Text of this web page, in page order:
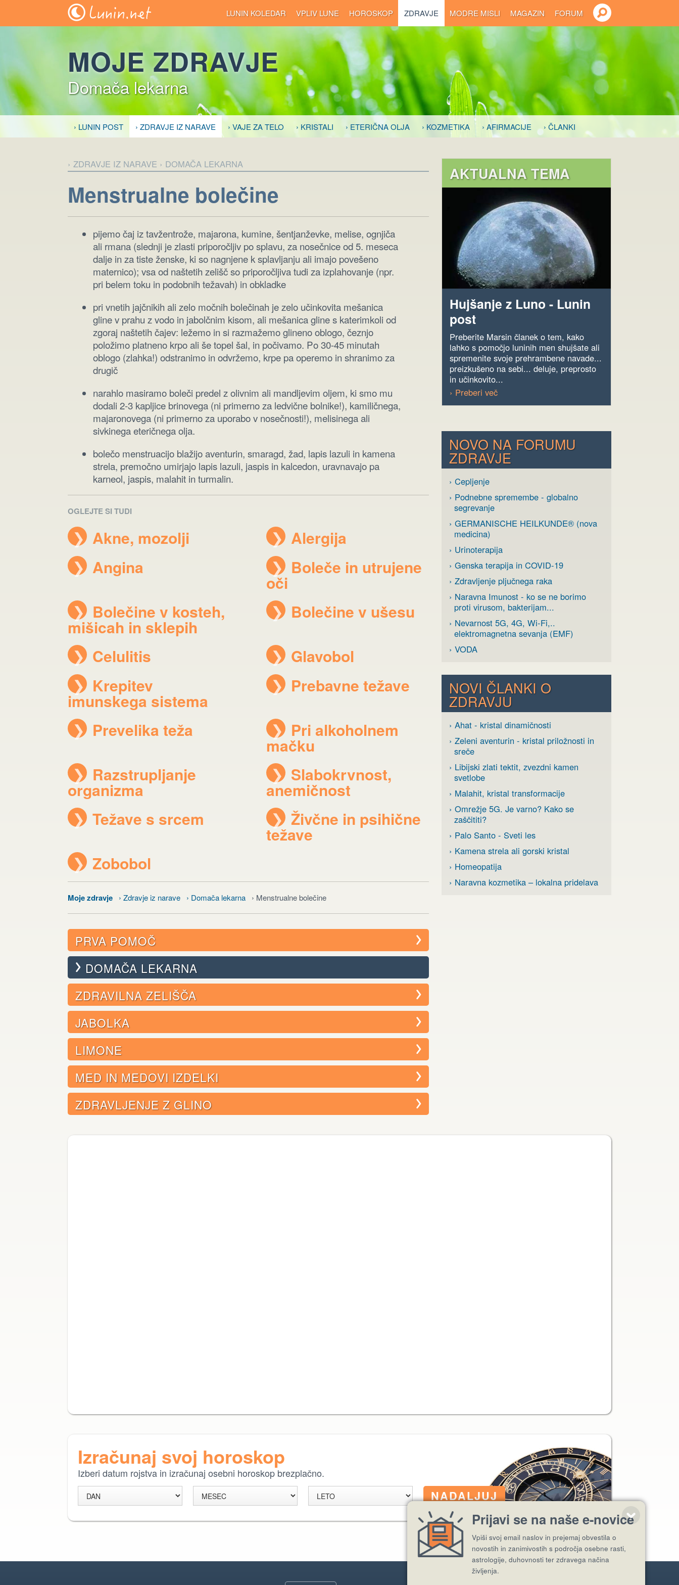
LUNIN KOLEDAR VPLIV LUNE HOROSKOP ZDRAVJE MODRE MISLI MAGAZIN FORUM
MOJE ZDRAVJE
Domača lekarna
› LUNIN POST › ZDRAVJE IZ NARAVE › VAJE ZA TELO › KRISTALI › ETERIČNA OLJA › KOZMETIKA › AFIRMACIJE › ČLANKI
› ZDRAVJE IZ NARAVE › DOMAČA LEKARNA
Menstrualne bolečine
pijemo čaj iz tavžentrože, majarona, kumine, šentjanževke, melise, ognjiča
ali rmana (slednji je zlasti priporočljiv po splavu, za nosečnice od 5. meseca
dalje in za tiste ženske, ki so nagnjene k splavljanju ali imajo povešeno
maternico); vsa od naštetih zelišč so priporočljiva tudi za izplahovanje (npr.
pri belem toku in podobnih težavah) in obkladke
pri vnetih jajčnikih ali zelo močnih bolečinah je zelo učinkovita mešanica
gline v prahu z vodo in jabolčnim kisom, ali mešanica gline s katerimkoli od
zgoraj naštetih čajev: ležemo in si razmažemo glineno oblogo, čeznjo
položimo platneno krpo ali še topel šal, in počivamo. Po 30-45 minutah
oblogo (zlahka!) odstranimo in odvržemo, krpe pa operemo in shranimo za
drugič
narahlo masiramo boleči predel z olivnim ali mandljevim oljem, ki smo mu
dodali 2-3 kapljice brinovega (ni primerno za ledvične bolnike!), kamiličnega,
majaronovega (ni primerno za uporabo v nosečnosti!), melisinega ali
sivkinega eteričnega olja.
bolečo menstruacijo blažijo aventurin, smaragd, žad, lapis lazuli in kamena
strela, premočno umirjajo lapis lazuli, jaspis in kalcedon, uravnavajo pa
karneol, jaspis, malahit in turmalin.
OGLEJTE SI TUDI
❯ Akne, mozolji ❯ Alergija
❯ Angina ❯ Boleče in utrujene
oči
❯ Bolečine v kosteh,
mišicah in sklepih
❯ Bolečine v ušesu
❯ Celulitis ❯ Glavobol
❯ Krepitev
imunskega sistema
❯ Prebavne težave
❯ Prevelika teža ❯ Pri alkoholnem
mačku
❯ Razstrupljanje
organizma
❯ Slabokrvnost,
anemičnost
❯ Težave s srcem ❯ Živčne in psihične
težave
❯ Zobobol
Moje zdravje › Zdravje iz narave › Domača lekarna › Menstrualne bolečine
PRVA POMOČ
DOMAČA LEKARNA
ZDRAVILNA ZELIŠČA
JABOLKA
LIMONE
MED IN MEDOVI IZDELKI
ZDRAVLJENJE Z GLINO
AKTUALNA TEMA
Hujšanje z Luno - Lunin
post
Preberite Marsin članek o tem, kako
lahko s pomočjo luninih men shujšate ali
spremenite svoje prehrambene navade...
preizkušeno na sebi... deluje, preprosto
in učinkovito...
› Preberi več
NOVO NA FORUMU
ZDRAVJE
› Cepljenje
› Podnebne spremembe - globalno
segrevanje
› GERMANISCHE HEILKUNDE® (nova
medicina)
› Urinoterapija
› Genska terapija in COVID-19
› Zdravljenje pljučnega raka
› Naravna Imunost - ko se ne borimo
proti virusom, bakterijam...
› Nevarnost 5G, 4G, Wi-Fi,..
elektromagnetna sevanja (EMF)
› VODA
NOVI ČLANKI O
ZDRAVJU
› Ahat - kristal dinamičnosti
› Zeleni aventurin - kristal priložnosti in
sreče
› Libijski zlati tektit, zvezdni kamen
svetlobe
› Malahit, kristal transformacije
› Omrežje 5G. Je varno? Kako se
zaščititi?
› Palo Santo - Sveti les
› Kamena strela ali gorski kristal
› Homeopatija
› Naravna kozmetika – lokalna pridelava
Izračunaj svoj horoskop
Izberi datum rojstva in izračunaj osebni horoskop brezplačno.
Prijavi se na naše e-novice
Vpiši svoj email naslov in prejemaj obvestila o
novostih in zanimivostih s področja osebne rasti,
astrologije, duhovnosti ter zdravega načina
življenja.